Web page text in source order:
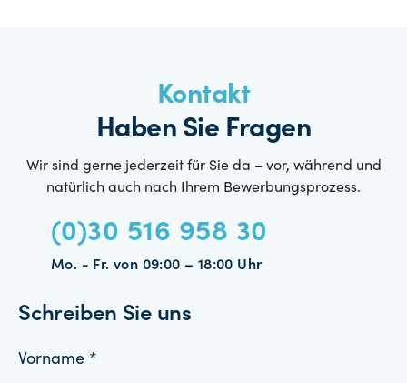
Kontakt
Haben Sie Fragen
Wir sind gerne jederzeit für Sie da – vor, während und
natürlich auch nach Ihrem Bewerbungsprozess.
(0)30 516 958 30
Mo. - Fr. von 09:00 – 18:00 Uhr
Schreiben Sie uns
Vorname *